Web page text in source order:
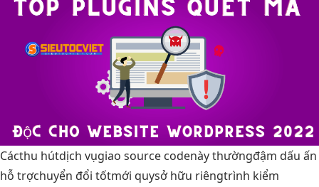
Cácthu hútdịch vụgiao source codenày thườngđậm dấu ấn
hỗ trợchuyển đổi tốtmới quysở hữu riêngtrình kiểm